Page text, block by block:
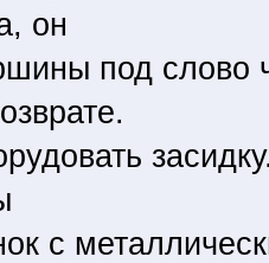
он
под слово
с